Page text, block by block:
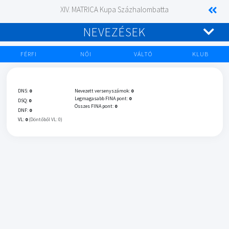
XIV. MATRICA Kupa Százhalombatta
NEVEZÉSEK
FÉRFI NŐI VÁLTÓ KLUB
DNS: 0
DSQ: 0
DNF: 0
VL: 0 (Döntőből VL: 0)
Nevezett versenyszámok: 0
Legmagasabb FINA pont: 0
Összes FINA pont: 0